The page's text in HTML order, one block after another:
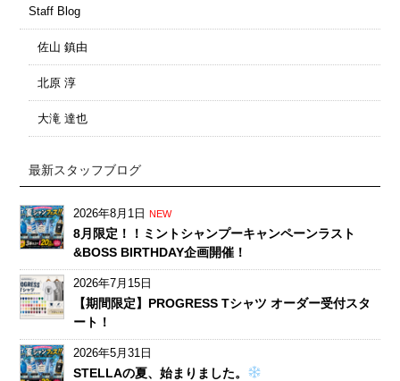
Staff Blog
佐山 鎮由
北原 淳
大滝 達也
最新スタッフブログ
2026年8月1日 NEW
8月限定！！ミントシャンプーキャンペーンラスト
&BOSS BIRTHDAY企画開催！
2026年7月15日
【期間限定】PROGRESS Tシャツ オーダー受付スタ
ート！
2026年5月31日
STELLAの夏、始まりました。